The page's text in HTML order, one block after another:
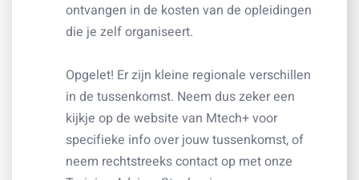
ontvangen in de kosten van de opleidingen
die je zelf organiseert.
Opgelet! Er zijn kleine regionale verschillen
in de tussenkomst. Neem dus zeker een
kijkje op de website van Mtech+ voor
specifieke info over jouw tussenkomst, of
neem rechtstreeks contact op met onze